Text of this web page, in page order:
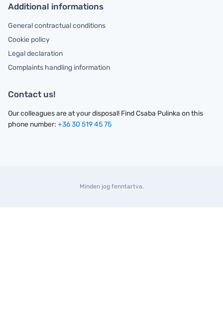
Additional informations
General contractual conditions
Cookie policy
Legal declaration
Complaints handling information
Contact us!
Our colleagues are at your disposal! Find Csaba Pulinka on this
phone number: +36 30 519 45 75
Minden jog fenntartva.